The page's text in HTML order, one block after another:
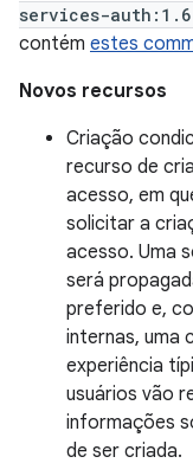
services-
contém estes
Novos recursos
Criação
recurso de
acesso, em
solicitar a
acesso. Uma
será
preferido e,
internas, uma
experiência
usuários vão
informações
de ser criada.